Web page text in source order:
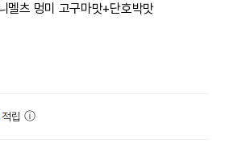
멜츠 멍미 고구마맛+단호박맛
적립